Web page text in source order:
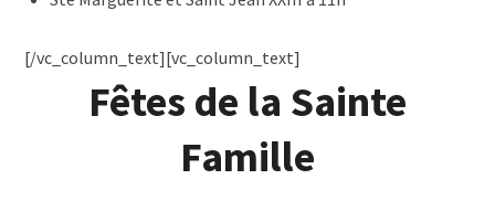
[/vc_column_text][vc_column_text]
Fêtes de la Sainte
Famille